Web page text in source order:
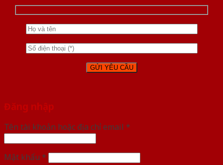
Đăng nhập
Tên tài khoản hoặc địa chỉ email *
Mật khẩu *